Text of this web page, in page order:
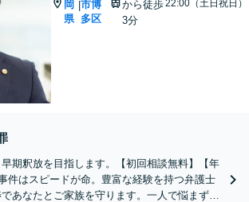
岡
県
|市博
多区
から徒歩
3分
22:00（土日祝日）
期釈放を目指します。【初回相談無料】【年
件はスピードが命。豊富な経験を持つ弁護士
あなたとご家族を守ります。一人で悩まず今